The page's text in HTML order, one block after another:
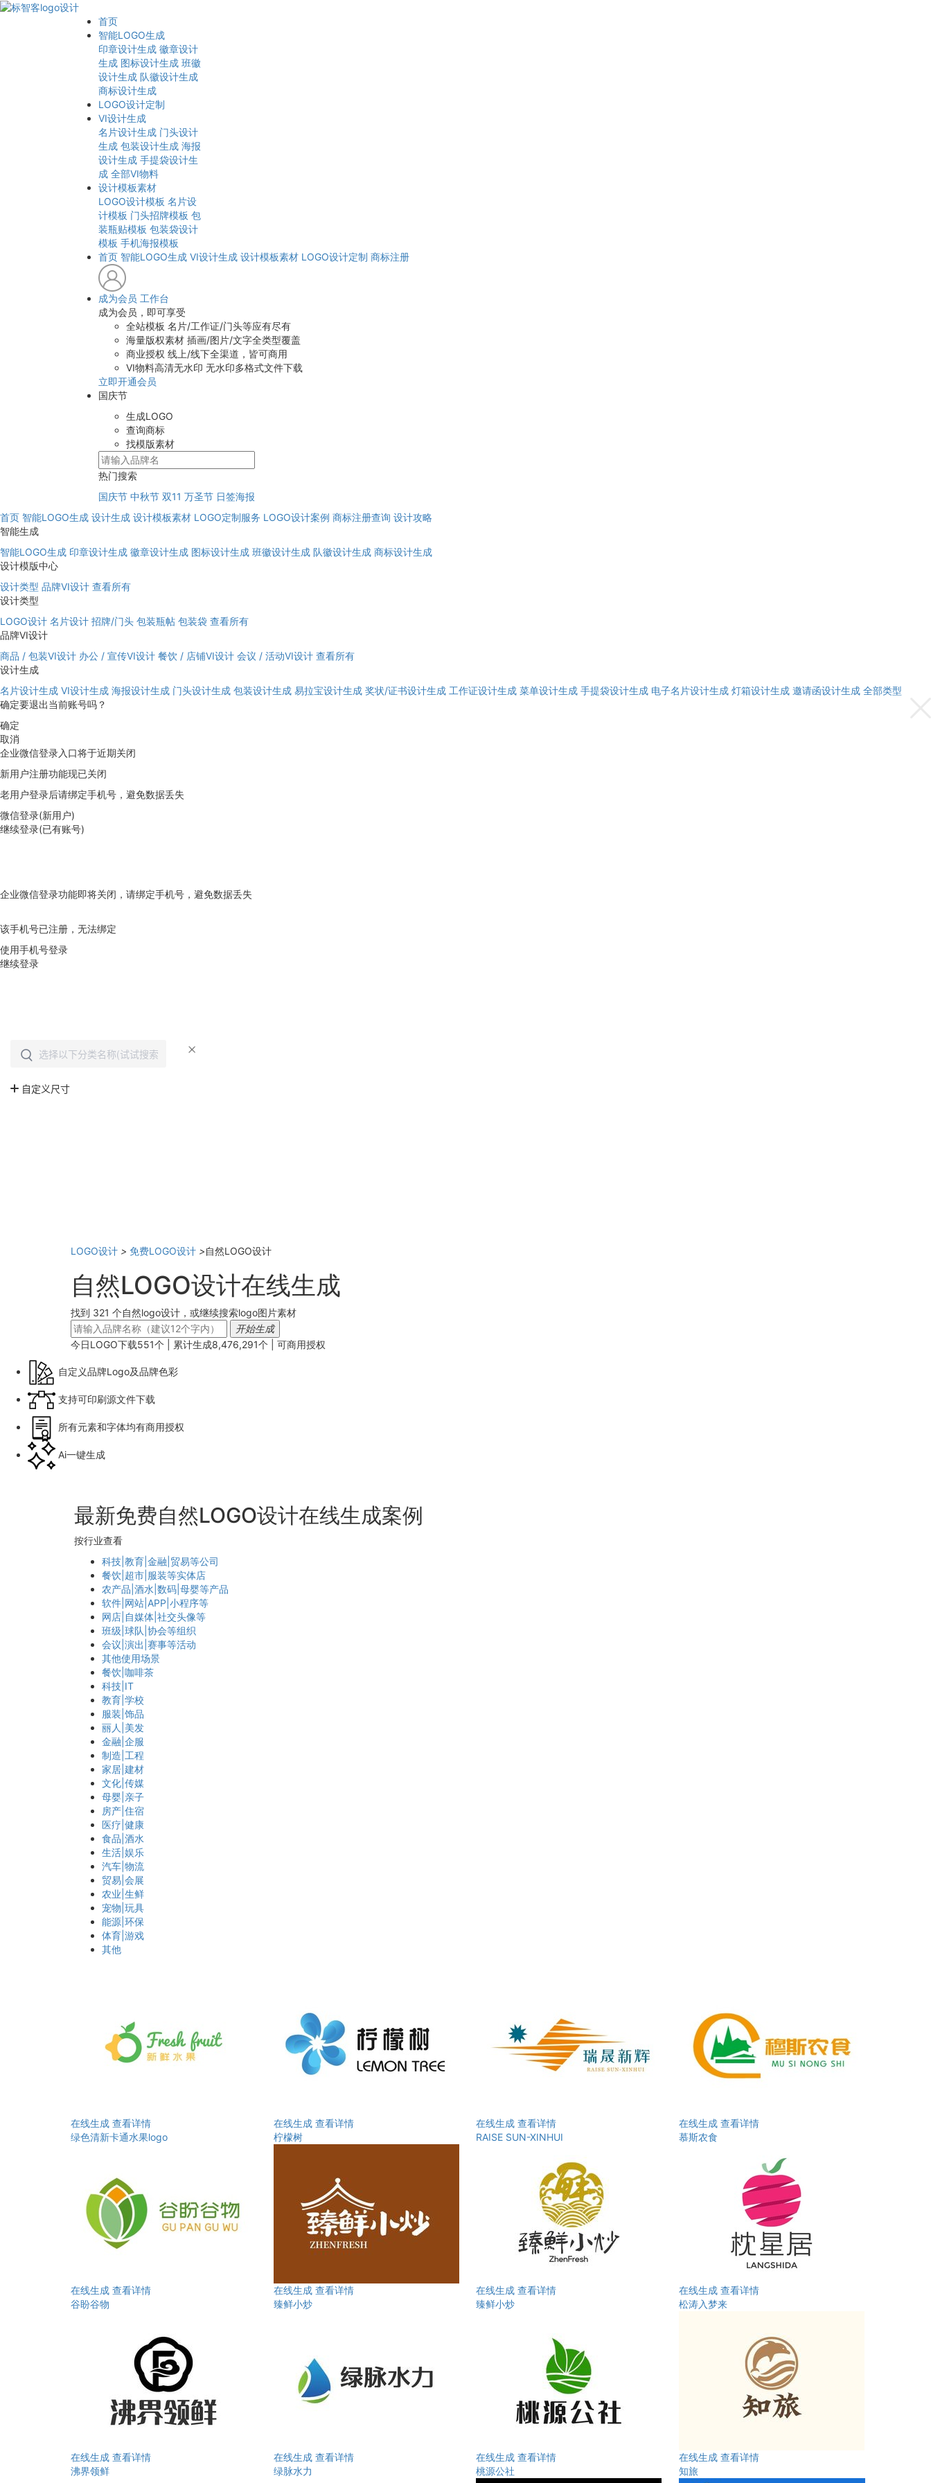
首页
智能LOGO生成
印章设计生成 徽章设计
生成 图标设计生成 班徽
设计生成 队徽设计生成
商标设计生成
LOGO设计定制
VI设计生成
名片设计生成 门头设计
生成 包装设计生成 海报
设计生成 手提袋设计生
成 全部VI物料
设计模板素材
LOGO设计模板 名片设
计模板 门头招牌模板 包
装瓶贴模板 包装袋设计
模板 手机海报模板
首页 智能LOGO生成 VI设计生成 设计模板素材 LOGO设计定制 商标注册
成为会员 工作台
成为会员，即可享受
全站模板 名片/工作证/门头等应有尽有
海量版权素材 插画/图片/文字全类型覆盖
商业授权 线上/线下全渠道，皆可商用
VI物料高清无水印 无水印多格式文件下载
立即开通会员
国庆节
生成LOGO
查询商标
找模版素材
热门搜索
国庆节 中秋节 双11 万圣节 日签海报
首页 智能LOGO生成 设计生成 设计模板素材 LOGO定制服务 LOGO设计案例 商标注册查询 设计攻略
智能生成
智能LOGO生成 印章设计生成 徽章设计生成 图标设计生成 班徽设计生成 队徽设计生成 商标设计生成
设计模版中心
设计类型 品牌VI设计 查看所有
设计类型
LOGO设计 名片设计 招牌/门头 包装瓶帖 包装袋 查看所有
品牌VI设计
商品 / 包装VI设计 办公 / 宣传VI设计 餐饮 / 店铺VI设计 会议 / 活动VI设计 查看所有
设计生成
名片设计生成 VI设计生成 海报设计生成 门头设计生成 包装设计生成 易拉宝设计生成 奖状/证书设计生成 工作证设计生成 菜单设计生成 手提袋设计生成 电子名片设计生成 灯箱设计生成 邀请函设计生成 全部类型
确定要退出当前账号吗？
确定
取消
企业微信登录入口将于近期关闭
新用户注册功能现已关闭
老用户登录后请绑定手机号，避免数据丢失
微信登录(新用户)
继续登录(已有账号)
企业微信登录功能即将关闭，请绑定手机号，避免数据丢失
该手机号已注册，无法绑定
使用手机号登录
继续登录
LOGO设计 > 免费LOGO设计 >自然LOGO设计
自然LOGO设计在线生成
找到 321 个自然logo设计，或继续搜索logo图片素材
开始生成
今日LOGO下载551个 | 累计生成8,476,291个 | 可商用授权
自定义品牌Logo及品牌色彩
支持可印刷源文件下载
所有元素和字体均有商用授权
Ai一键生成
最新免费自然LOGO设计在线生成案例
按行业查看
科技|教育|金融|贸易等公司
餐饮|超市|服装等实体店
农产品|酒水|数码|母婴等产品
软件|网站|APP|小程序等
网店|自媒体|社交头像等
班级|球队|协会等组织
会议|演出|赛事等活动
其他使用场景
餐饮|咖啡茶
科技|IT
教育|学校
服装|饰品
丽人|美发
金融|企服
制造|工程
家居|建材
文化|传媒
母婴|亲子
房产|住宿
医疗|健康
食品|酒水
生活|娱乐
汽车|物流
贸易|会展
农业|生鲜
宠物|玩具
能源|环保
体育|游戏
其他
在线生成 查看详情
绿色清新卡通水果logo
在线生成 查看详情
柠檬树
在线生成 查看详情
RAISE SUN-XINHUI
在线生成 查看详情
慕斯农食
在线生成 查看详情
谷盼谷物
在线生成 查看详情
臻鲜小炒
在线生成 查看详情
臻鲜小炒
在线生成 查看详情
松涛入梦来
在线生成 查看详情
沸界领鲜
在线生成 查看详情
绿脉水力
在线生成 查看详情
桃源公社
在线生成 查看详情
知旅